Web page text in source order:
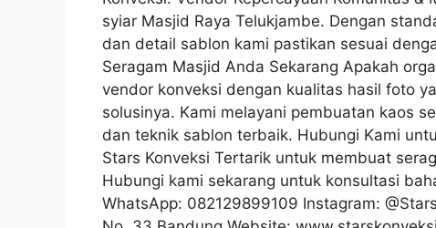
syiar Masjid Raya Telukjambe. Dengan
dan detail sablon kami pastikan sesuai
Seragam Masjid Anda Sekarang Apakah
vendor konveksi dengan kualitas hasil foto
solusinya. Kami melayani pembuatan kaos
dan teknik sablon terbaik. Hubungi Kami
Stars Konveksi Tertarik untuk membuat
Hubungi kami sekarang untuk konsultasi
WhatsApp: 082129899109 Instagram: